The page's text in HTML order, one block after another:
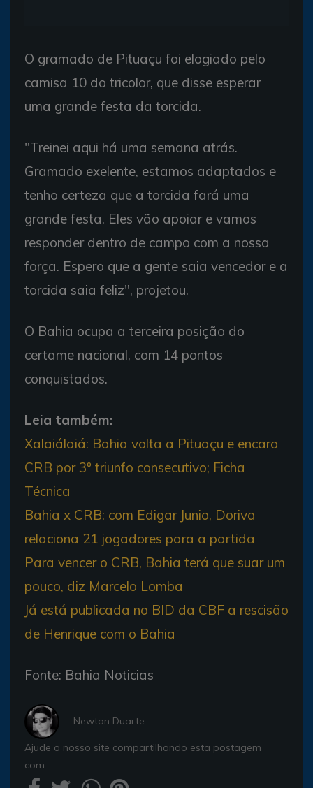
O gramado de Pituaçu foi elogiado pelo
camisa 10 do tricolor, que disse esperar
uma grande festa da torcida.
"Treinei aqui há uma semana atrás.
Gramado exelente, estamos adaptados e
tenho certeza que a torcida fará uma
grande festa. Eles vão apoiar e vamos
responder dentro de campo com a nossa
força. Espero que a gente saia vencedor e a
torcida saia feliz", projetou.
O Bahia ocupa a terceira posição do
certame nacional, com 14 pontos
conquistados.
Leia também:
Xalaiálaiá: Bahia volta a Pituaçu e encara
CRB por 3º triunfo consecutivo; Ficha
Técnica
Bahia x CRB: com Edigar Junio, Doriva
relaciona 21 jogadores para a partida
Para vencer o CRB, Bahia terá que suar um
pouco, diz Marcelo Lomba
Já está publicada no BID da CBF a rescisão
de Henrique com o Bahia
Fonte: Bahia Noticias
- Newton Duarte
Ajude o nosso site compartilhando esta postagem
com